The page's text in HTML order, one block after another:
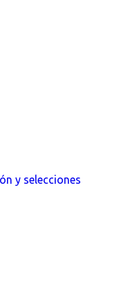
y selecciones